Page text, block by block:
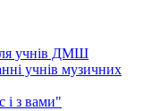
учнів ДМШ
учнів музичних
і з вами"